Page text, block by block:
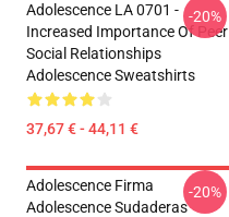
Adolescence LA 0701 -
Increased Importance Of Peer
Social Relationships
Adolescence Sweatshirts
37,67 € - 44,11 €
-20%
Adolescence Firma
Adolescence Sudaderas
-20%